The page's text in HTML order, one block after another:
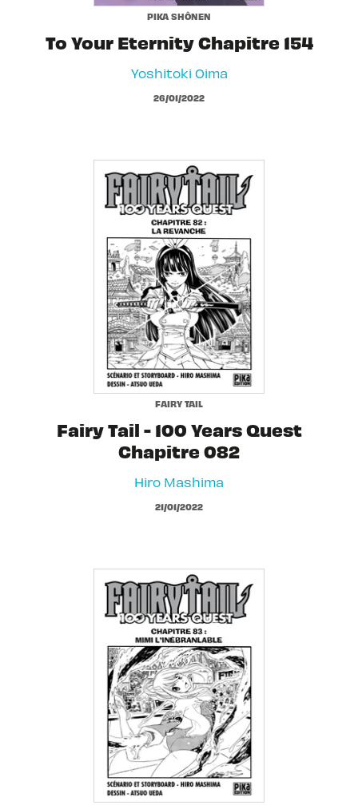
PIKA SHÔNEN
To Your Eternity Chapitre 154
Yoshitoki Oima
26/01/2022
FAIRY TAIL
Fairy Tail - 100 Years Quest
Chapitre 082
Hiro Mashima
21/01/2022